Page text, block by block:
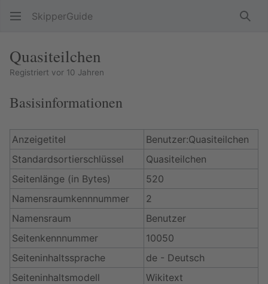
SkipperGuide
Quasiteilchen
Registriert vor 10 Jahren
Basisinformationen
Anzeigetitel
Benutzer:Quasiteilchen
Standardsortierschlüssel
Quasiteilchen
Seitenlänge (in Bytes)
520
Namensraumkennnummer
2
Namensraum
Benutzer
Seitenkennnummer
10050
Seiteninhaltssprache
de - Deutsch
Seiteninhaltsmodell
Wikitext